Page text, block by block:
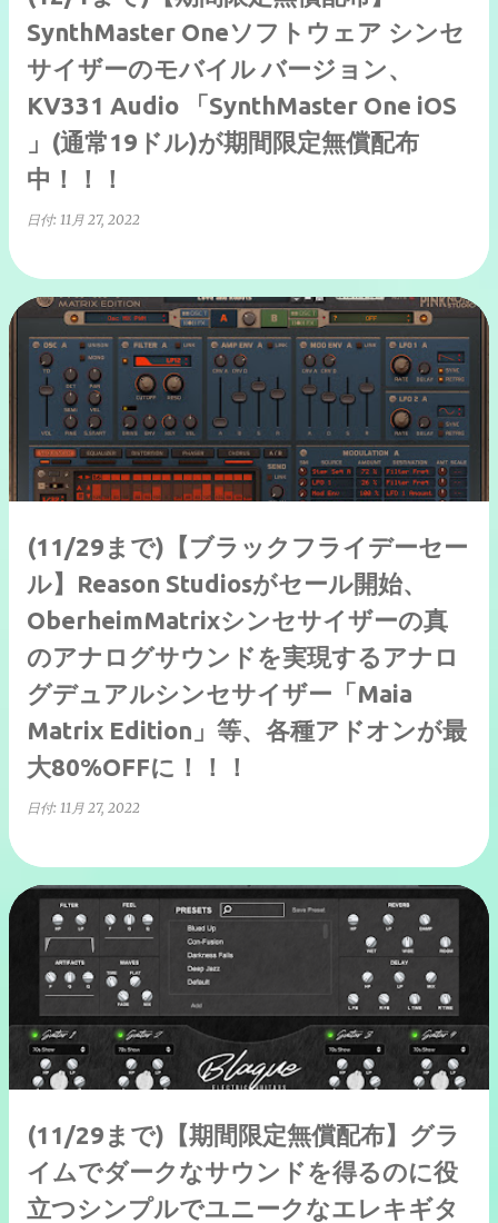
SynthMaster Oneソフトウェア シンセ
サイザーのモバイル バージョン、
KV331 Audio 「SynthMaster One iOS
」(通常19ドル)が期間限定無償配布
中！！！
日付: 11月 27, 2022
(11/29まで)【ブラックフライデーセー
ル】Reason Studiosがセール開始、
OberheimMatrixシンセサイザーの真
のアナログサウンドを実現するアナロ
グデュアルシンセサイザー「Maia
Matrix Edition」等、各種アドオンが最
大80%OFFに！！！
日付: 11月 27, 2022
(11/29まで)【期間限定無償配布】グラ
イムでダークなサウンドを得るのに役
立つシンプルでユニークなエレキギタ